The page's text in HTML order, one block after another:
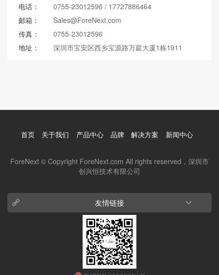
电话： 0755-23012596 / 17727886464
邮箱：
Sales@ForeNext.com
传真：
0755-23012596
地址：
深圳市宝安区西乡宝源路万庭大厦1栋1911
首页 关于我们 产品中心 品牌 解决方案 新闻中心
ForeNext © Copyright ForeNext.com All rights reserved，深圳市
创兴恒技术有限公司
友情链接